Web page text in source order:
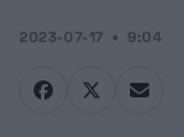
2023-07-17 9:04